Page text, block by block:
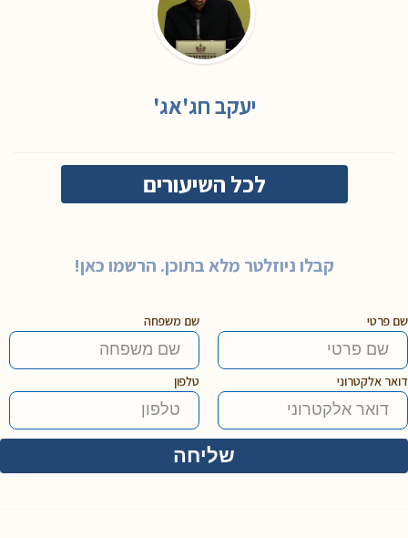
יעקב חג'אג'
לכל השיעורים
קבלו ניוזלטר מלא בתוכן. הרשמו כאן!
שם פרטי שם משפחה
דואר אלקטרוני טלפון